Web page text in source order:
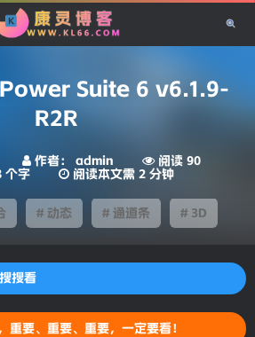
Suite 6 v6.1.9-
R2R
作者： admin
阅读 90
个字
阅读本文需 2 分钟
# 动态 # 通道条
# 3D
搜看
搜看
重要、重要、重要，一定要看！
重要、重要、重要，一定要看！